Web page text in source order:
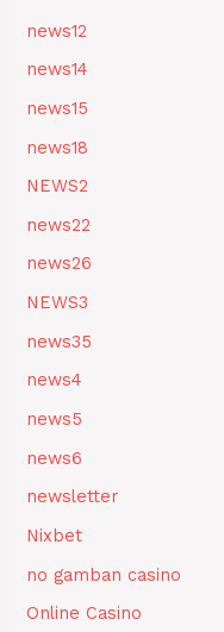
news12
news14
news15
news18
NEWS2
news22
news26
NEWS3
news35
news4
news5
news6
newsletter
Nixbet
no gamban casino
Online Casino